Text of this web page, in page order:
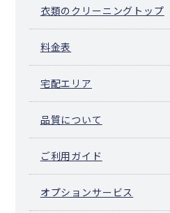
衣類のクリーニングトップ
料金表
宅配エリア
品質について
ご利用ガイド
オプションサービス